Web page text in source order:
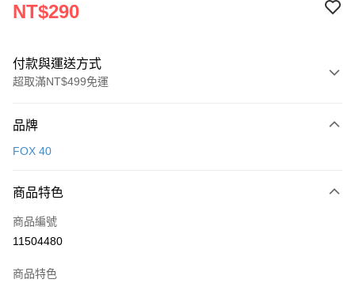
NT$290
付款與運送方式
超取滿NT$499免運
信用卡一次付款
LINE Pay
Apple Pay
品牌
FOX 40
商品特色
商品編號
11504480
商品特色